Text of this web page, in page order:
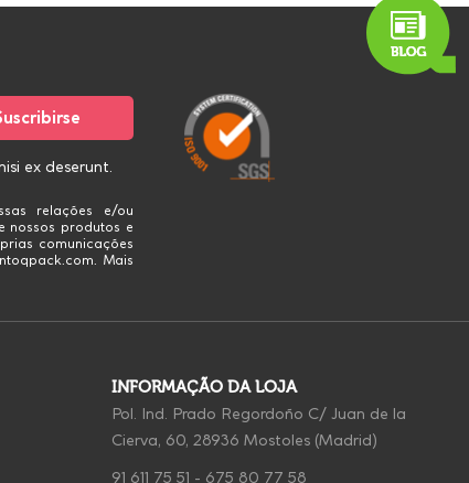
ex deserunt.
relações e/ou
nossos produtos e
comunicações
Mais
INFORMAÇÃO DA LOJA
Pol. Ind. Prado Regordoño C/ Juan de la
Cierva, 60, 28936 Mostoles (Madrid)
91 611 75 51 - 675 80 77 58